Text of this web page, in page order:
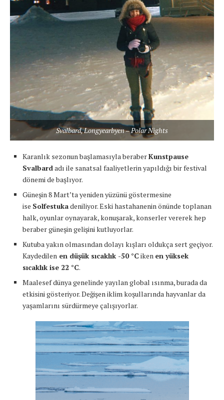
Svalbard, Longyearbyen – Polar Nights
Karanlık sezonun başlamasıyla beraberKunstpause
Svalbardadı ile sanatsal faaliyetlerin yapıldığı bir festival
dönemi de başlıyor.
Güneşin 8 Mart’ta yeniden yüzünü göstermesine
ise Solfestukadeniliyor. Eski hastahanenin önünde toplanan
halk, oyunlar oynayarak, konuşarak, konserler vererek hep
beraber güneşin gelişini kutluyorlar.
Kutuba yakın olmasından dolayı kışları oldukça sert geçiyor.
Kaydedilen en düşük sıcaklık -50 °C iken en yüksek
sıcaklık ise 22 °C.
Maalesef dünya genelinde yayılan global ısınma, burada da
etkisini gösteriyor. Değişen iklim koşullarında hayvanlar da
yaşamlarını sürdürmeye çalışıyorlar.